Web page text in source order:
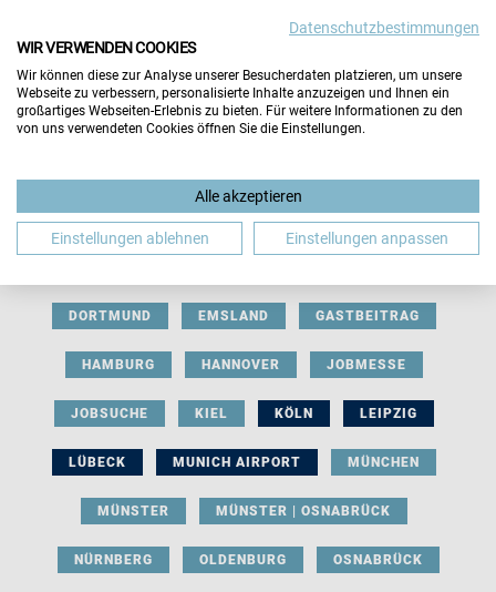
BERUFLICHE ORIENTIERUNG BEWERBUNG
DORTMUND EMSLAND GASTBEITRAG
HAMBURG HANNOVER JOBMESSE
JOBSUCHE KIEL KÖLN LEIPZIG
LÜBECK MUNICH AIRPORT MÜNCHEN
MÜNSTER MÜNSTER | OSNABRÜCK
NÜRNBERG OLDENBURG OSNABRÜCK
Datenschutzbestimmungen
WIR VERWENDEN COOKIES
Wir können diese zur Analyse unserer Besucherdaten platzieren, um unsere
Webseite zu verbessern, personalisierte Inhalte anzuzeigen und Ihnen ein
großartiges Webseiten-Erlebnis zu bieten. Für weitere Informationen zu den
von uns verwendeten Cookies öffnen Sie die Einstellungen.
Alle akzeptieren
Einstellungen ablehnen Einstellungen anpassen